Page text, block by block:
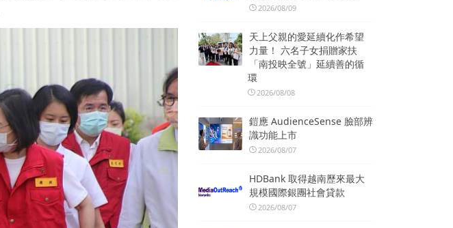
2026/08/09
天上父親的愛延續化作希望
力量！ 六名子女捐贈家扶
「南投映全號」延續善的循
環
2026/08/08
鎧應 AudienceSense 臉部辨
識功能上市
2026/08/07
HDBank 取得越南歷來最大
規模國際銀團社會貸款
2026/08/07